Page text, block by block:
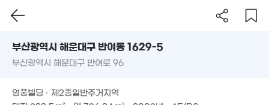
필터 매물 탐색
부산시 해운대구 반여동 1629-5
대지322.5m²· 연736.24m²· 2003년 · 4F/B0
부산광역시 해운대구 반여동 1629-5
부산광역시 해운대구 반여로 96
영풍빌딩 · 제2종일반주거지역